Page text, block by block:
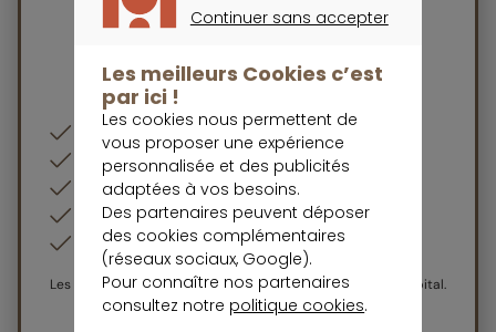
Note trustpilot :
Accessible dès 500 € de versement initial
0€ de frais d'entrée / d'arbitrage
La gestion pilotée Pilot
Un fonds en euros de qualité
Plus de 700 UC disponibles en gestion libre
Les unités de compte présentent un risque de perte en capital.
Offre de bienvenue
Continuer sans accepter
Les meilleurs Cookies c’est
par ici !
Les cookies nous permettent de
vous proposer une expérience
personnalisée et des publicités
adaptées à vos besoins.
Des partenaires peuvent déposer
des cookies complémentaires
(réseaux sociaux, Google).
Pour connaître nos partenaires
consultez notre politique cookies.